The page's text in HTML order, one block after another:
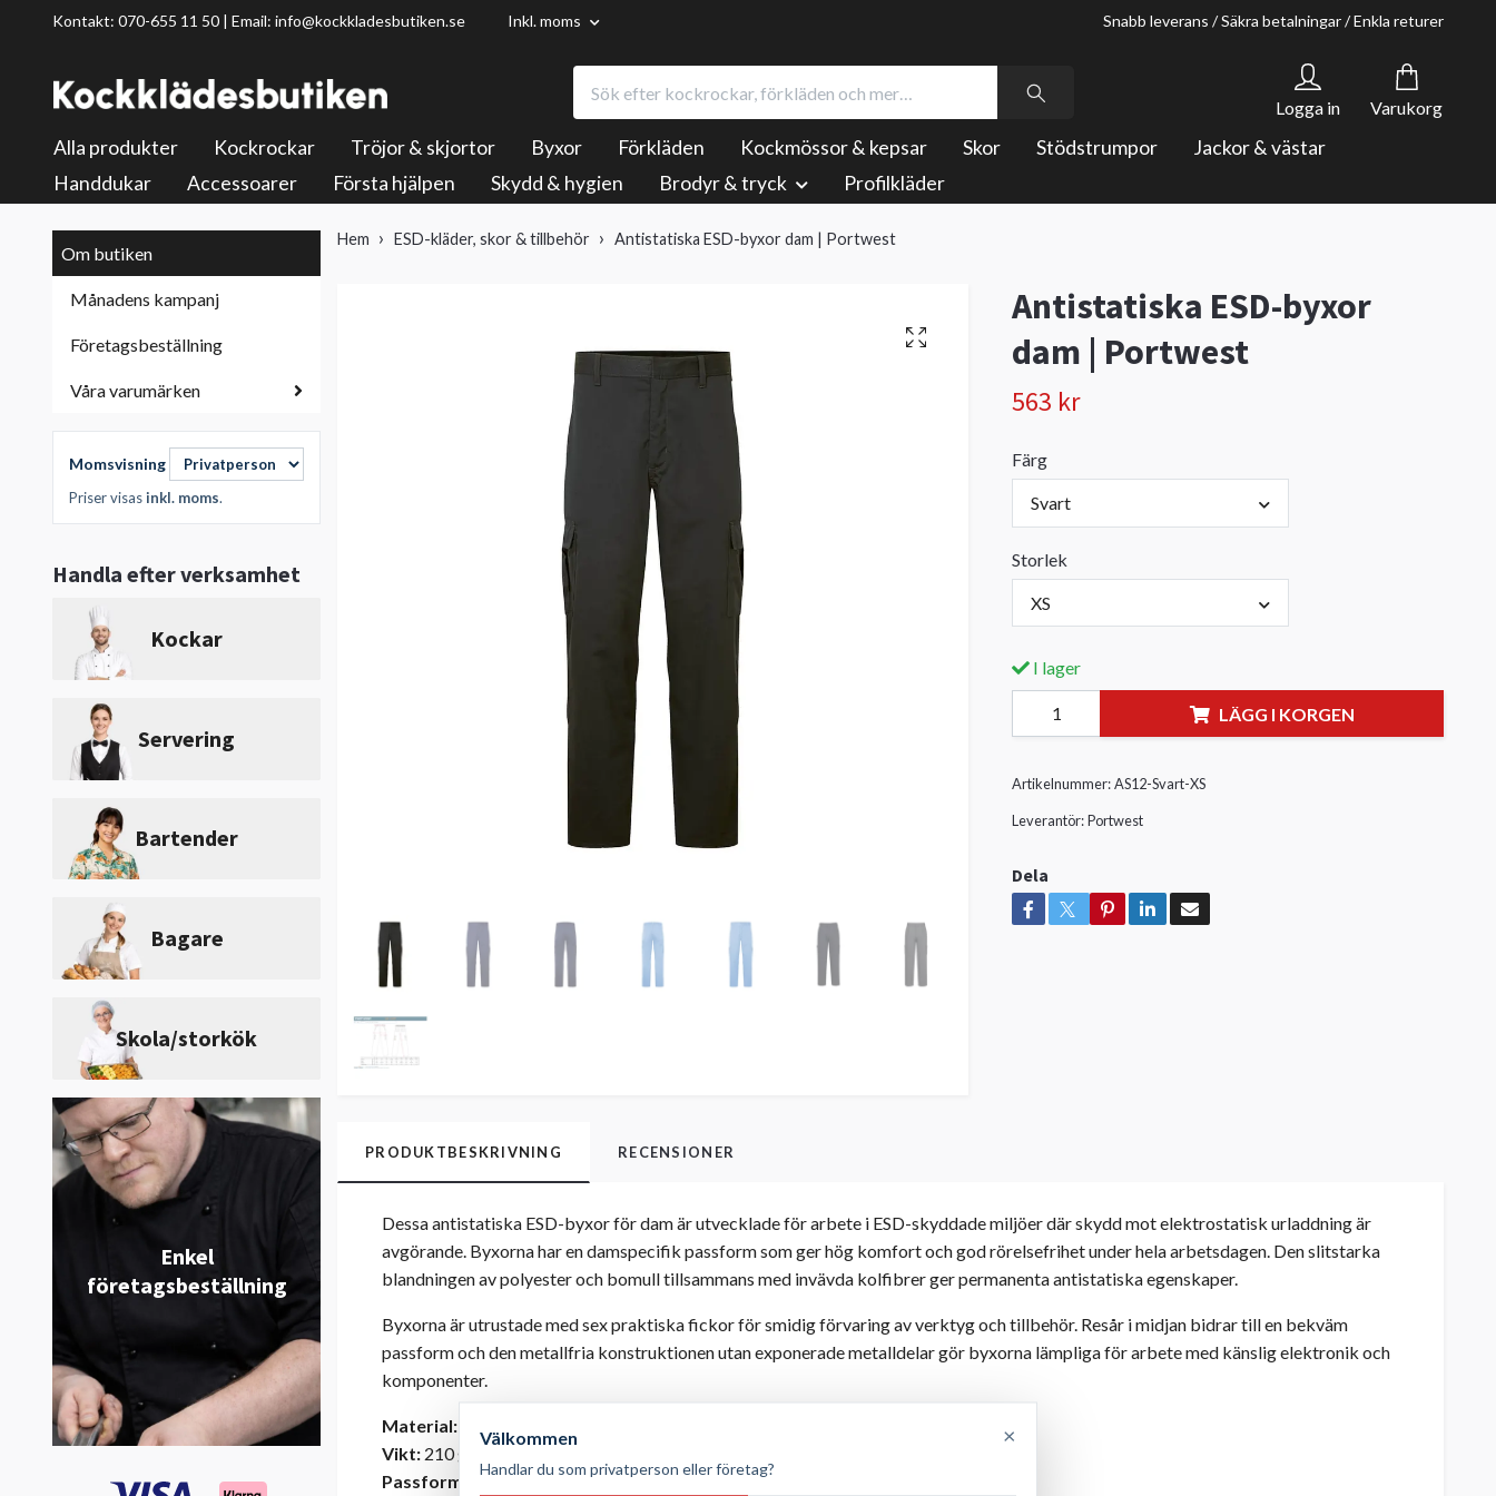
Kontakt: 070-655 11 50 | Email: info@kockkladesbutiken.se Inkl. moms Snabb leverans / Säkra betalningar / Enkla returer
Logga in Varukorg
Alla produkter Kockrockar Tröjor & skjortor Byxor Förkläden Kockmössor & kepsar Skor Stödstrumpor
Jackor & västar
Handdukar
Accessoarer Första hjälpen Skydd & hygien Brodyr & tryck Profilkläder
Om butiken
Månadens kampanj
Företagsbeställning
Våra varumärken
Momsvisning
Priser visasinkl. moms.
Handla efter verksamhet
Kockar
Servering
Bartender
Bagare
Skola/storkök
Enkel
företagsbeställning
Hem ESD-kläder, skor & tillbehör Antistatiska ESD-byxor dam | Portwest
Antistatiska ESD-byxor
dam | Portwest
563 kr
Färg
Svart
Storlek
XS
I lager
LÄGG I KORGEN
Artikelnummer: AS12-Svart-XS
Leverantör: Portwest
Dela
PRODUKTBESKRIVNING RECENSIONER
Dessa antistatiska ESD-byxor för dam är utvecklade för arbete i ESD-skyddade miljöer där skydd mot elektrostatisk urladdning är
avgörande. Byxorna har en damspecifik passform som ger hög komfort och god rörelsefrihet under hela arbetsdagen. Den slitstarka
blandningen av polyester och bomull tillsammans med invävda kolfibrer ger permanenta antistatiska egenskaper.
Byxorna är utrustade med sex praktiska fickor för smidig förvaring av verktyg och tillbehör. Resår i midjan bidrar till en bekväm
passform och den metallfria konstruktionen utan exponerade metalldelar gör byxorna lämpliga för arbete med känslig elektronik och
komponenter.
Material:
Vikt: 210 g/m²
Passform:
Damspecifik passform med resår i midjan
Välkommen ×
Handlar du som privatperson eller företag?